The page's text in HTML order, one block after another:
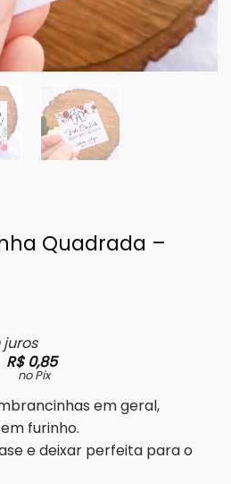
Quadrada –
R$0,85
no Pix
em geral,
furinho.
e deixar perfeita para o